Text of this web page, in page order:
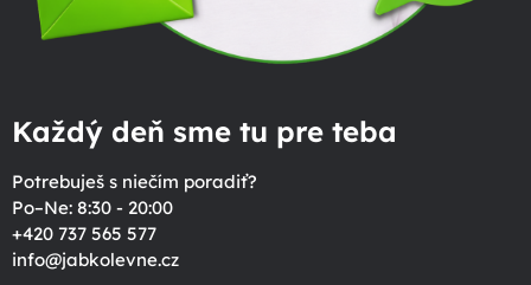
Každý deň sme tu pre teba
Potrebuješ s niečím poradiť?
Po–Ne: 8:30 - 20:00
+420 737 565 577
info@jabkolevne.cz